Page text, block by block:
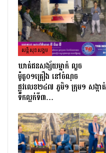
សន្តិសុខសង្គម
ឃាត់ជនសង្ស័យម្នាក់ លួច
ម៉ូតូ០១គ្រឿង នៅចំណុច
ផ្លូវលេខ២៤៧ ភូមិ១ ក្រុម១ សង្កាត់
ទឹកល្អក់ទី៣…